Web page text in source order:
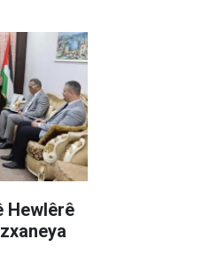
Hewlêrê